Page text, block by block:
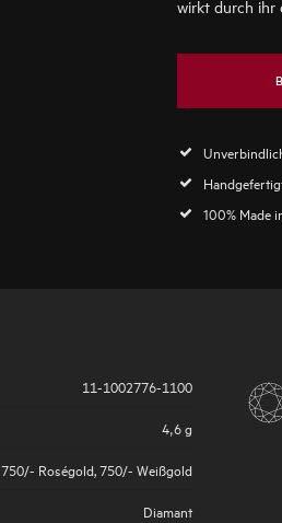
wirkt durch ihr
100% Made
11-1002776-1100
4,6 g
750/- Roségold 750/- Weißgold
Diamant